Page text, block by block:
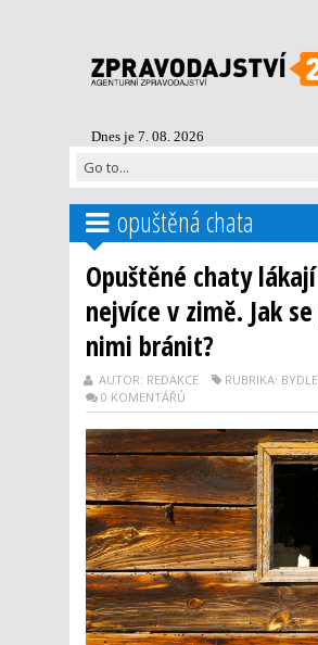
Dnes je 7. 08. 2026
opuštěná chata
Opuštěné chaty
nejvíce v zimě. Jak
nimi bránit?
AUTOR: REDAKCE
RUBRIKA:
0 KOMENTÁŘŮ